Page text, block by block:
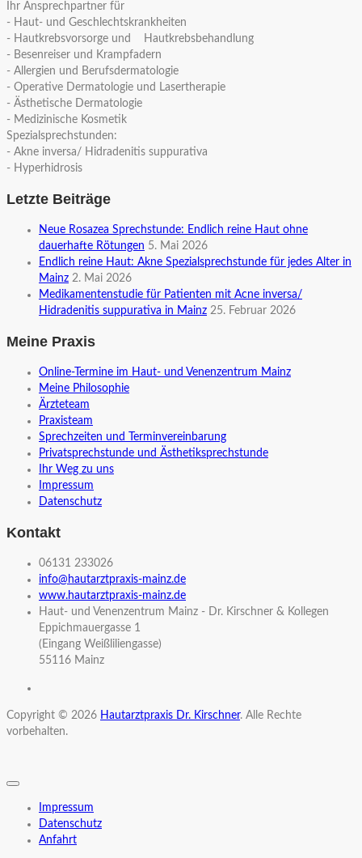
Ihr Ansprechpartner für
- Haut- und Geschlechtskrankheiten
- Hautkrebsvorsorge und Hautkrebsbehandlung
- Besenreiser und Krampfadern
- Allergien und Berufsdermatologie
- Operative Dermatologie und Lasertherapie
- Ästhetische Dermatologie
- Medizinische Kosmetik
Spezialsprechstunden:
- Akne inversa/ Hidradenitis suppurativa
- Hyperhidrosis
Letzte Beiträge
Neue Rosazea Sprechstunde: Endlich reine Haut ohne
dauerhafte Rötungen 5. Mai 2026
Endlich reine Haut: Akne Spezialsprechstunde für jedes Alter in
Mainz 2. Mai 2026
Medikamentenstudie für Patienten mit Acne inversa/
Hidradenitis suppurativa in Mainz 25. Februar 2026
Meine Praxis
Online-Termine im Haut- und Venenzentrum Mainz
Meine Philosophie
Ärzteteam
Praxisteam
Sprechzeiten und Terminvereinbarung
Privatsprechstunde und Ästhetiksprechstunde
Ihr Weg zu uns
Impressum
Datenschutz
Kontakt
06131 233026
info@hautarztpraxis-mainz.de
www.hautarztpraxis-mainz.de
Haut- und Venenzentrum Mainz - Dr. Kirschner & Kollegen
Eppichmauergasse 1
(Eingang Weißliliengasse)
55116 Mainz
Copyright © 2026 Hautarztpraxis Dr. Kirschner. Alle Rechte
vorbehalten.
Impressum
Datenschutz
Anfahrt